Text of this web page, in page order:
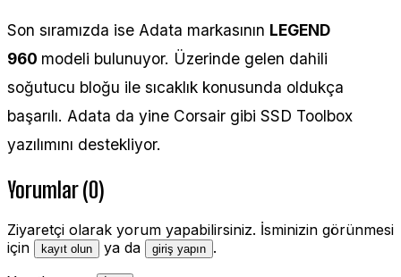
Son sıramızda ise Adata markasının LEGEND
960 modeli bulunuyor. Üzerinde gelen dahili
soğutucu bloğu ile sıcaklık konusunda oldukça
başarılı. Adata da yine Corsair gibi SSD Toolbox
yazılımını destekliyor.
Yorumlar (0)
Ziyaretçi olarak yorum yapabilirsiniz. İsminizin görünmesi
için
kayıt olun ya da giriş yapın .